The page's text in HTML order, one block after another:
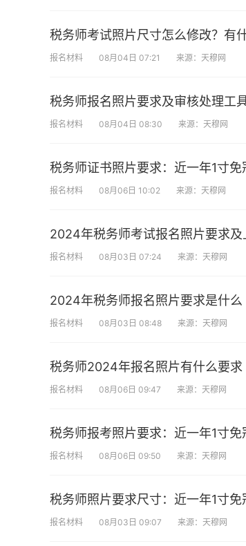
税务师考试照片尺寸怎么修改？有
报名材料 08月04日 07:21 来源：天穆网
税务师报名照片要求及审核处理工
报名材料 08月04日 08:30 来源：天穆网
税务师证书照片要求：近一年1寸
报名材料 08月06日 10:02 来源：天穆网
2024年税务师考试报名照片要求及
报名材料 08月03日 07:24 来源：天穆网
2024年税务师报名照片要求是什么
报名材料 08月03日 08:48 来源：天穆网
税务师2024年报名照片有什么要求
报名材料 08月06日 09:47 来源：天穆网
税务师报考照片要求：近一年1寸
报名材料 08月06日 09:50 来源：天穆网
税务师照片要求尺寸：近一年1寸
报名材料 08月03日 09:07 来源：天穆网